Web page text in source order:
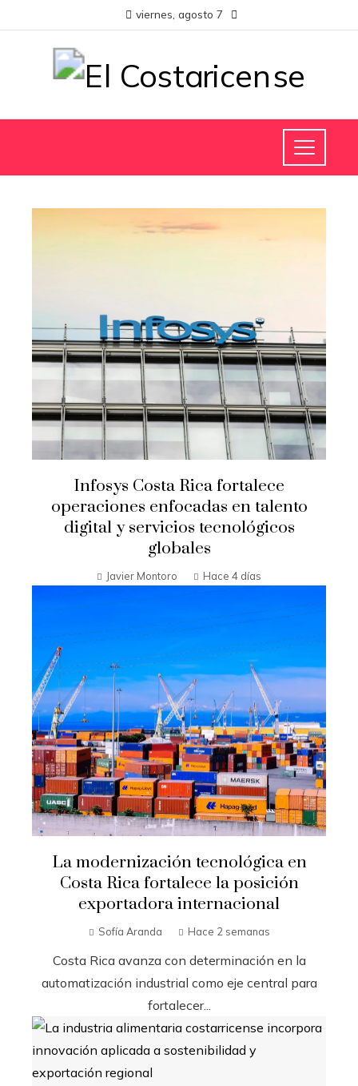
viernes, agosto 7
Infosys Costa Rica fortalece
operaciones enfocadas en talento
digital y servicios tecnológicos
globales
Javier Montoro Hace 4 días
La modernización tecnológica en
Costa Rica fortalece la posición
exportadora internacional
Sofía Aranda Hace 2 semanas
Costa Rica avanza con determinación en la
automatización industrial como eje central para
fortalecer...